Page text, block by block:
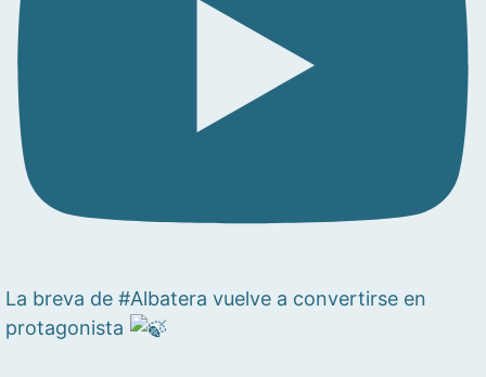
La breva de #Albatera vuelve a convertirse en
protagonista